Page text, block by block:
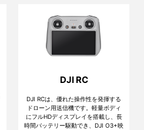
DJI RC
DJI RCは、優れた操作性を発揮する
ドローン用送信機です。軽量ボディ
にフルHDディスプレイを搭載し、長
時間バッテリー駆動でき、DJI O3+映